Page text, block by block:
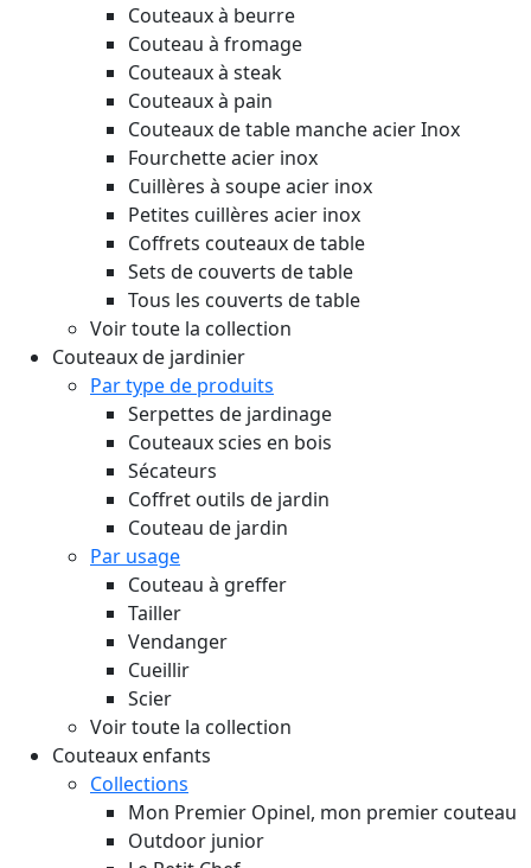
Couteaux à beurre
Couteau à fromage
Couteaux à steak
Couteaux à pain
Couteaux de table manche acier Inox
Fourchette acier inox
Cuillères à soupe acier inox
Petites cuillères acier inox
Coffrets couteaux de table
Sets de couverts de table
Tous les couverts de table
Voir toute la collection
Couteaux de jardinier
Par type de produits
Serpettes de jardinage
Couteaux scies en bois
Sécateurs
Coffret outils de jardin
Couteau de jardin
Par usage
Couteau à greffer
Tailler
Vendanger
Cueillir
Scier
Voir toute la collection
Couteaux enfants
Collections
Mon Premier Opinel, mon premier couteau
Outdoor junior